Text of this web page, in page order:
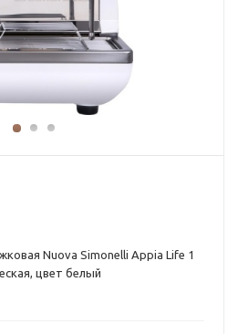
Nuova Simonelli Appia Life 1
цвет белый